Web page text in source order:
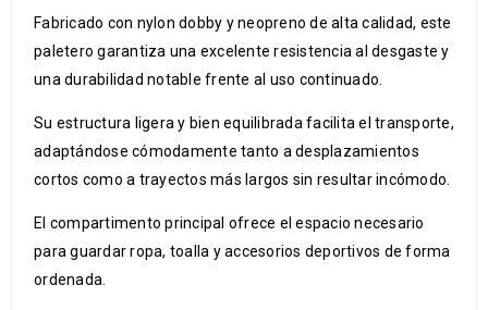
Fabricado con nylon dobby y neopreno de alta calidad, este
paletero garantiza una excelente resistencia al desgaste y
una durabilidad notable frente al uso continuado.
Su estructura ligera y bien equilibrada facilita el transporte,
adaptándose cómodamente tanto a desplazamientos
cortos como a trayectos más largos sin resultar incómodo.
El compartimento principal ofrece el espacio necesario
para guardar ropa, toalla y accesorios deportivos de forma
ordenada.